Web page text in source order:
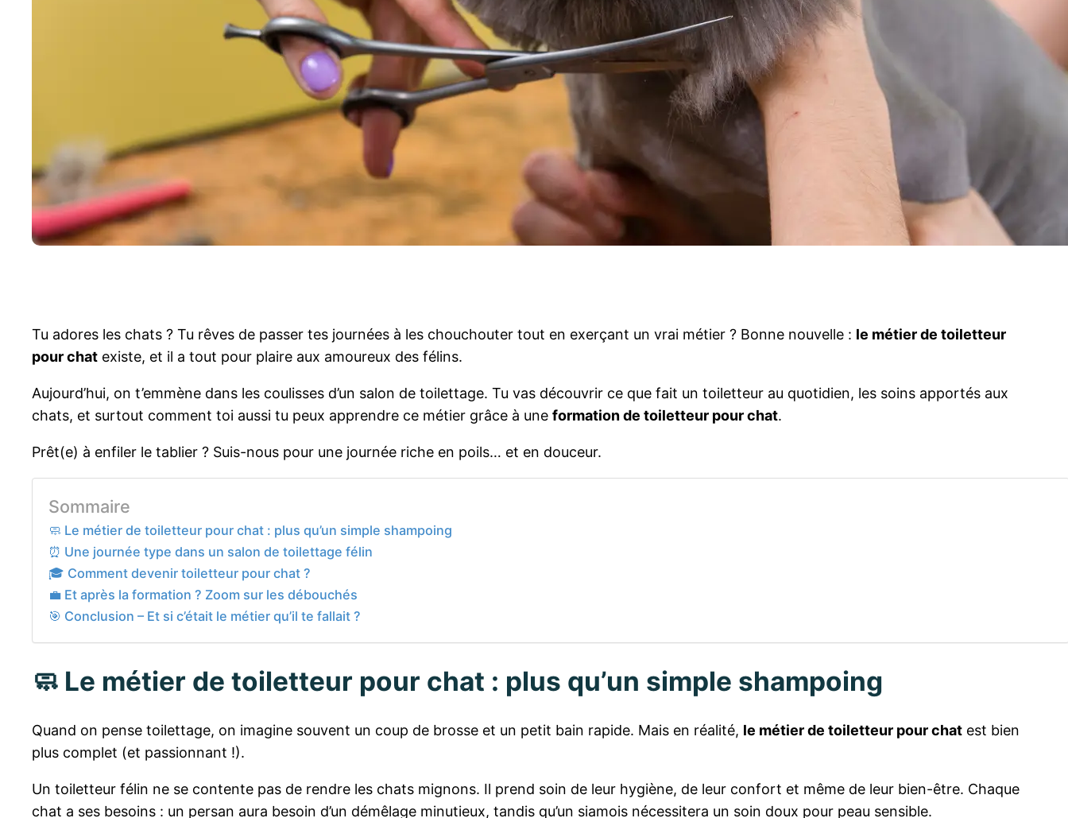
Tu adores les chats ? Tu rêves de passer tes journées à les chouchouter tout en exerçant un vrai métier ? Bonne nouvelle : le métier de toiletteur
pour chat existe, et il a tout pour plaire aux amoureux des félins.
Aujourd’hui, on t’emmène dans les coulisses d’un salon de toilettage. Tu vas découvrir ce que fait un toiletteur au quotidien, les soins apportés aux
chats, et surtout comment toi aussi tu peux apprendre ce métier grâce à une formation de toiletteur pour chat.
Prêt(e) à enfiler le tablier ? Suis-nous pour une journée riche en poils… et en douceur.
Sommaire
🧼 Le métier de toiletteur pour chat : plus qu’un simple shampoing
⏰ Une journée type dans un salon de toilettage félin
🎓 Comment devenir toiletteur pour chat ?
💼 Et après la formation ? Zoom sur les débouchés
🎯 Conclusion – Et si c’était le métier qu’il te fallait ?
🧼 Le métier de toiletteur pour chat : plus qu’un simple shampoing
Quand on pense toilettage, on imagine souvent un coup de brosse et un petit bain rapide. Mais en réalité, le métier de toiletteur pour chat est bien
plus complet (et passionnant !).
Un toiletteur félin ne se contente pas de rendre les chats mignons. Il prend soin de leur hygiène, de leur confort et même de leur bien-être. Chaque
chat a ses besoins : un persan aura besoin d’un démêlage minutieux, tandis qu’un siamois nécessitera un soin doux pour peau sensible.